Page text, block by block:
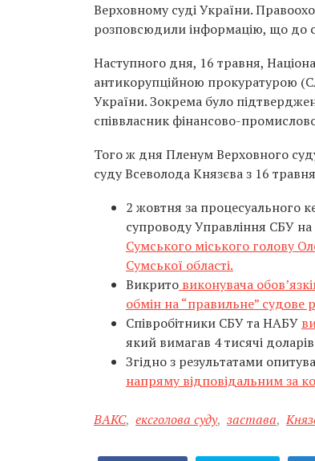
Верховному суді України.
розповсюдили інформацію, що до
Наступного дня, 16 травня,
антикорупційною прокуратурою
України. Зокрема було
співвласник фінансово-
Того ж дня Пленум Верховного
суду Всеволода Князєва з 16
2 жовтня за процесуального
супроводу Управління СБУ
Сумського міського голову
Сумської області.
Викрито виконувача
обмін на “правильне” судове
Співробітники СБУ та НАБУ
який вимагав 4 тисячі
Згідно з результатами
напряму відповідальним за
ВАКС, ексголова суду, застава,